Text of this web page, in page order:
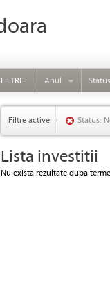
FILTRE Anul Status
Filtre active Status:
Lista investitii
Nu exista rezultate dupa